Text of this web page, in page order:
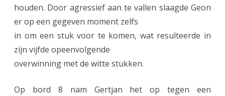
houden. Door agressief aan te vallen slaagde Geon
er op een gegeven moment zelfs
in om een stuk voor te komen, wat resulteerde in
zijn vijfde opeenvolgende
overwinning met de witte stukken.
Op bord 8 nam Gertjan het op tegen een